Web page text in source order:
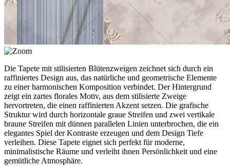
Die Tapete mit stilisierten Blütenzweigen zeichnet sich durch ein
raffiniertes Design aus, das natürliche und geometrische Elemente
zu einer harmonischen Komposition verbindet. Der Hintergrund
zeigt ein zartes florales Motiv, aus dem stilisierte Zweige
hervortreten, die einen raffinierten Akzent setzen. Die grafische
Struktur wird durch horizontale graue Streifen und zwei vertikale
braune Streifen mit dünnen parallelen Linien unterbrochen, die ein
elegantes Spiel der Kontraste erzeugen und dem Design Tiefe
verleihen. Diese Tapete eignet sich perfekt für moderne,
minimalistische Räume und verleiht ihnen Persönlichkeit und eine
gemütliche Atmosphäre.